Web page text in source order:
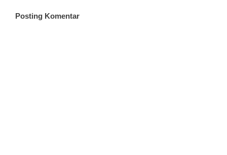
Posting Komentar